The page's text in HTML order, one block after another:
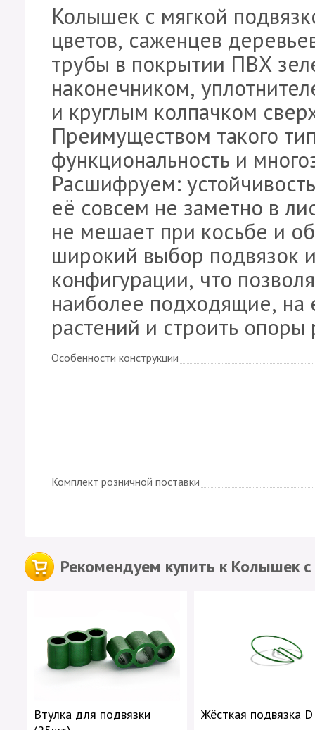
Колышек с мягкой
цветов, саженцев
трубы в покрытии ПВХ
наконечником,
и круглым колпачком
Преимуществом такого
функциональность и
Расшифруем:
её совсем не заметно в
не мешает при косьбе и
широкий выбор подвязок
конфигурации, что
наиболее подходящие, на
растений и строить
Особенности конструкции
Комплект розничной поставки
Рекомендуем купить к Колышек
Втулка для подвязки
Жёсткая подвязка